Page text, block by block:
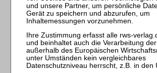
Hochwertige Unterlagen für die
späteren Nachschlagen
Teilnahmebescheinigungen gemäßGOI,
§ 5 DStV-FBRL